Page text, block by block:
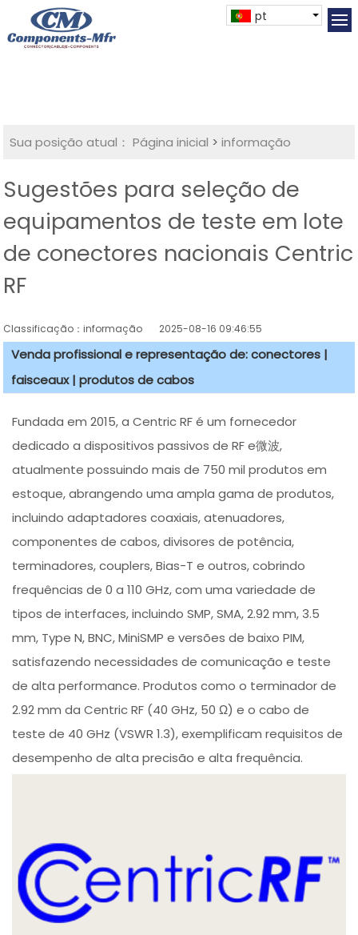
pt
Sua posição atual： Página inicial >informação
Sugestões para seleção de
equipamentos de teste em lote
de conectores nacionais Centric
RF
Classificação：informação 2025-08-16 09:46:55
Venda profissional e representação de: conectores |
faisceaux | produtos de cabos
Fundada em 2015, a Centric RF é um fornecedor
dedicado a dispositivos passivos de RF e微波,
atualmente possuindo mais de 750 mil produtos em
estoque, abrangendo uma ampla gama de produtos,
incluindo adaptadores coaxiais, atenuadores,
componentes de cabos, divisores de potência,
terminadores, couplers, Bias-T e outros, cobrindo
frequências de 0 a 110 GHz, com uma variedade de
tipos de interfaces, incluindo SMP, SMA, 2.92 mm, 3.5
mm, Type N, BNC, MiniSMP e versões de baixo PIM,
satisfazendo necessidades de comunicação e teste
de alta performance. Produtos como o terminador de
2.92 mm da Centric RF (40 GHz, 50 Ω) e o cabo de
teste de 40 GHz (VSWR 1.3), exemplificam requisitos de
desempenho de alta precisão e alta frequência.